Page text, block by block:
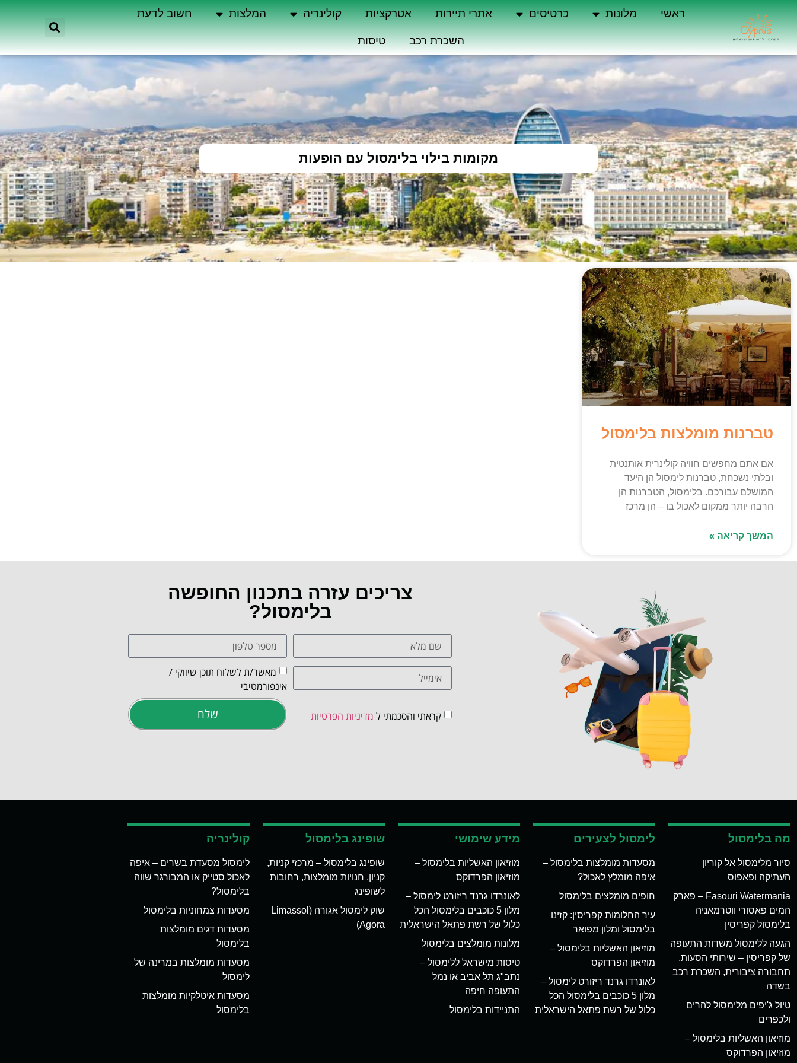
ראשי מלונות כרטיסים אתרי תיירות אטרקציות קולינריה המלצות חשוב לדעת
השכרת רכב טיסות
מקומות בילוי בלימסול עם הופעות
טברנות מומלצות בלימסול
אם אתם מחפשים חוויה קולינרית אותנטית
ובלתי נשכחת, טברנות לימסול הן היעד
המושלם עבורכם. בלימסול, הטברנות הן
הרבה יותר ממקום לאכול בו – הן מרכז
המשך קריאה »
צריכים עזרה בתכנון החופשה
בלימסול?
מאשר/ת לשלוח תוכן שיווקי /
אינפורמטיבי
קראתי והסכמתי ל מדיניות הפרטיות שלח
מה בלימסול
סיור מלימסול אל קוריון
העתיקה ופאפוס
Fasouri Watermania – פארק
המים פאסורי ווטרמאניה
בלימסול קפריסין
הגעה ללימסול משדות התעופה
של קפריסין – שירותי הסעות,
תחבורה ציבורית, השכרת רכב
בשדה
טיול ג'יפים מלימסול להרים
ולכפרים
מוזיאון האשליות בלימסול –
מוזיאון הפרדוקס
לימסול לצעירים
מסעדות מומלצות בלימסול –
איפה מומלץ לאכול?
חופים מומלצים בלימסול
עיר החלומות קפריסין: קזינו
בלימסול ומלון מפואר
מוזיאון האשליות בלימסול –
מוזיאון הפרדוקס
לאונרדו גרנד ריזורט לימסול –
מלון 5 כוכבים בלימסול הכל
כלול של רשת פתאל הישראלית
מידע שימושי
מוזיאון האשליות בלימסול –
מוזיאון הפרדוקס
לאונרדו גרנד ריזורט לימסול –
מלון 5 כוכבים בלימסול הכל
כלול של רשת פתאל הישראלית
מלונות מומלצים בלימסול
טיסות מישראל ללימסול –
נתב"ג תל אביב או נמל
התעופה חיפה
התניידות בלימסול
שופינג בלימסול
שופינג בלימסול – מרכזי קניות,
קניון, חנויות מומלצות, רחובות
לשופינג
שוק לימסול אגורה (Limassol
Agora)
קולינריה
לימסול מסעדת בשרים – איפה
לאכול סטייק או המבורגר שווה
בלימסול?
מסעדות צמחוניות בלימסול
מסעדות דגים מומלצות
בלימסול
מסעדות מומלצות במרינה של
לימסול
מסעדות איטלקיות מומלצות
בלימסול